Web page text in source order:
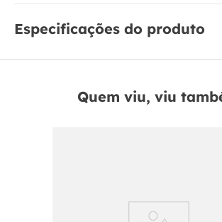
Especificações do produto
Quem viu, viu